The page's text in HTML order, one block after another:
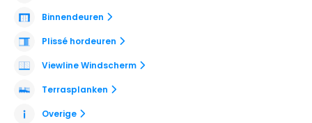
Binnendeuren
Plissé hordeuren
Viewline Windscherm
Terrasplanken
Overige